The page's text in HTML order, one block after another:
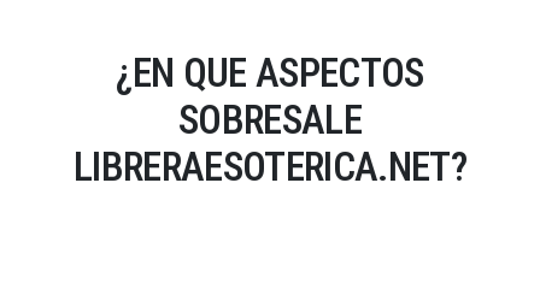
¿EN QUE ASPECTOS
SOBRESALE
LIBRERAESOTERICA.NET?